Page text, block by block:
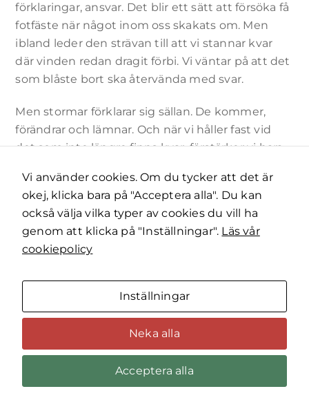
förklaringar, ansvar. Det blir ett sätt att försöka få
fotfäste när något inom oss skakats om. Men
ibland leder den strävan till att vi stannar kvar
där vinden redan dragit förbi. Vi väntar på att det
som blåste bort ska återvända med svar.
Men stormar förklarar sig sällan. De kommer,
förändrar och lämnar. Och när vi håller fast vid
det som inte längre finns kvar, förstärker vi bara
att rikta uppmärksamheten dit vinden stillnat
Inom ACT pratar man om att rikta sin
uppmärksamhet – inte bort från det som gör
ont, utan mot det som är verkligt här och nu. I
stillheten. Känna marken under fötterna, precis
där vi står. Lära oss känna skillnaden mellan
stormens efterklang och det som faktiskt pågår i
detta ögonblick.
Det är här du kan börja välja. Inte för att det
Vi använder cookies. Om du tycker att det är
okej, klicka bara på "Acceptera alla". Du kan
också välja vilka typer av cookies du vill ha
genom att klicka på "Inställningar". Läs vår
cookiepolicy
Inställningar
Neka alla
Acceptera alla